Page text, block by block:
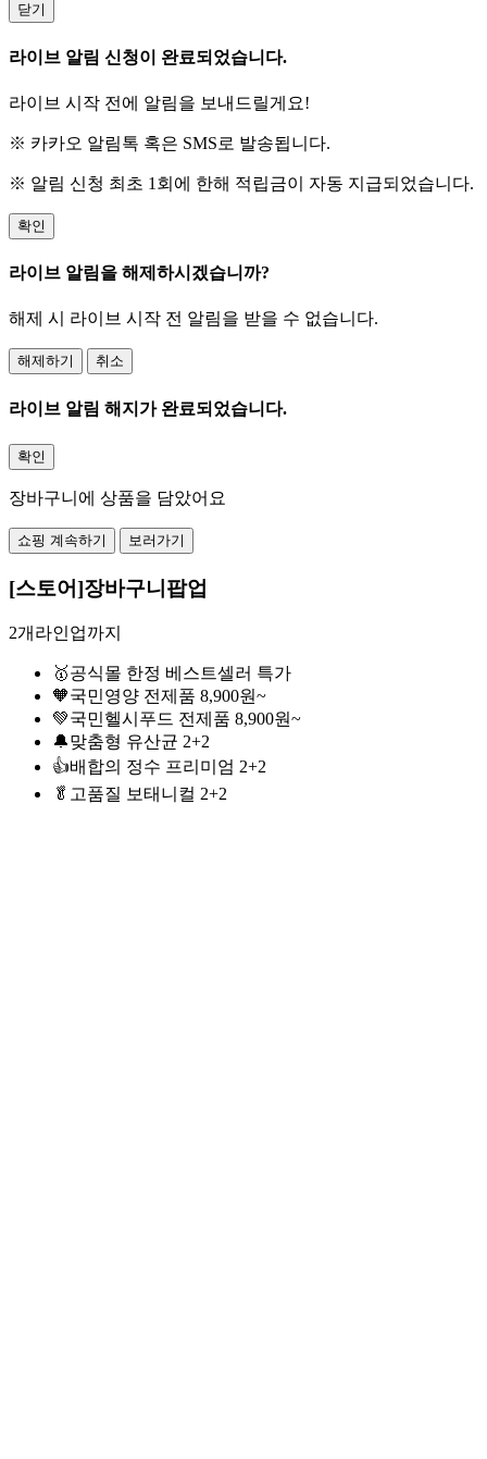
닫기
라이브 알림 신청이 완료되었습니다.
라이브 시작 전에 알림을 보내드릴게요!
※ 카카오 알림톡 혹은 SMS로 발송됩니다.
※ 알림 신청 최초 1회에 한해 적립금이 자동 지급되었습니다.
확인
라이브 알림을 해제하시겠습니까?
해제 시 라이브 시작 전 알림을 받을 수 없습니다.
해제하기 취소
라이브 알림 해지가 완료되었습니다.
확인
장바구니에 상품을 담았어요
쇼핑 계속하기 보러가기
[스토어]장바구니팝업
2개라인업까지
🥇공식몰 한정 베스트셀러 특가
🧡국민영양 전제품 8,900원~
💚국민헬시푸드 전제품 8,900원~
🔔맞춤형 유산균 2+2
👍배합의 정수 프리미엄 2+2
🥬고품질 보태니컬 2+2